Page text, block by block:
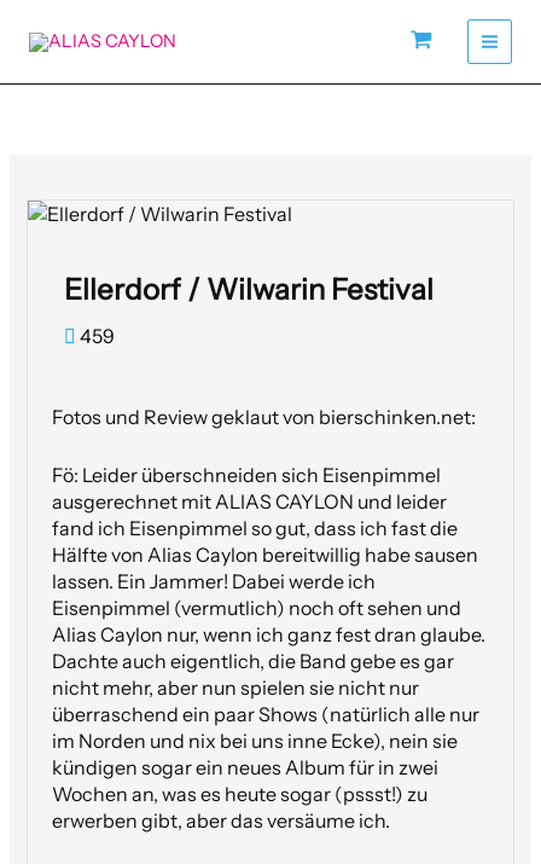
Inhalt
Ellerdorf / Wilwarin Festival
459
Fotos und Review geklaut von bierschinken.net:
Fö: Leider überschneiden sich Eisenpimmel
ausgerechnet mit ALIAS CAYLON und leider
fand ich Eisenpimmel so gut, dass ich fast die
Hälfte von Alias Caylon bereitwillig habe sausen
lassen. Ein Jammer! Dabei werde ich
Eisenpimmel (vermutlich) noch oft sehen und
Alias Caylon nur, wenn ich ganz fest dran glaube.
Dachte auch eigentlich, die Band gebe es gar
nicht mehr, aber nun spielen sie nicht nur
überraschend ein paar Shows (natürlich alle nur
im Norden und nix bei uns inne Ecke), nein sie
kündigen sogar ein neues Album für in zwei
Wochen an, was es heute sogar (pssst!) zu
erwerben gibt, aber das versäume ich.